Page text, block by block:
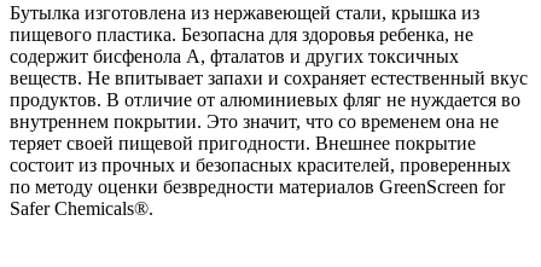
Бутылка изготовлена из нержавеющей стали, крышка из
пищевого пластика. Безопасна для здоровья ребенка, не
содержит бисфенола А, фталатов и других токсичных
веществ. Не впитывает запахи и сохраняет естественный вкус
продуктов. В отличие от алюминиевых фляг не нуждается во
внутреннем покрытии. Это значит, что со временем она не
теряет своей пищевой пригодности. Внешнее покрытие
состоит из прочных и безопасных красителей, проверенных
по методу оценки безвредности материалов GreenScreen for
Safer Chemicals®.